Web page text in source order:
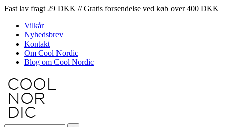
Fast lav fragt 29 DKK // Gratis forsendelse ved køb over 400 DKK
Vilkår
Nyhedsbrev
Kontakt
Om Cool Nordic
Blog om Cool Nordic